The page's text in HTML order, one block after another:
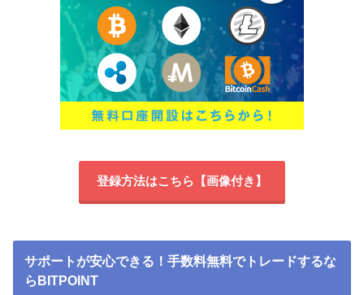
登録方法はこちら【画像付き】
サポートが安心できる！手数料無料でトレードするな
らBITPOINT